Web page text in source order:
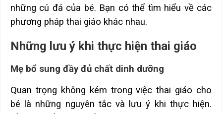
những cú đá của bé. Bạn có thể tìm hiểu về các
phương pháp thai giáo khác nhau.
Những lưu ý khi thực hiện thai giáo
Mẹ bổ sung đầy đủ chất dinh dưỡng
Quan trọng không kém trong việc thai giáo cho
bé là những nguyên tắc và lưu ý khi thực hiện.